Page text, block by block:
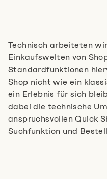
Technisch arbeiteten
Einkaufswelten von
Standardfunktionen
Shop nicht wie ein
ein Erlebnis für sich
dabei die technische
anspruchsvollen Quick
Suchfunktion und